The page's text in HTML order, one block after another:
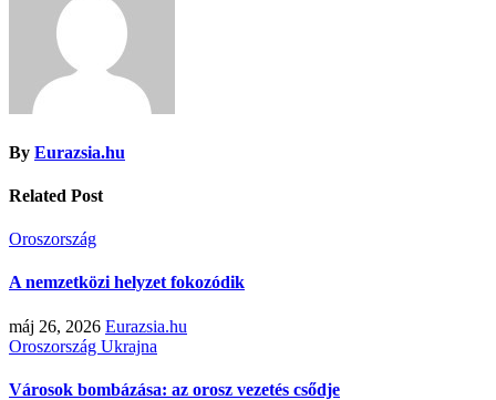
By Eurazsia.hu
Related Post
Oroszország
A nemzetközi helyzet fokozódik
máj 26, 2026 Eurazsia.hu
Oroszország Ukrajna
Városok bombázása: az orosz vezetés csődje